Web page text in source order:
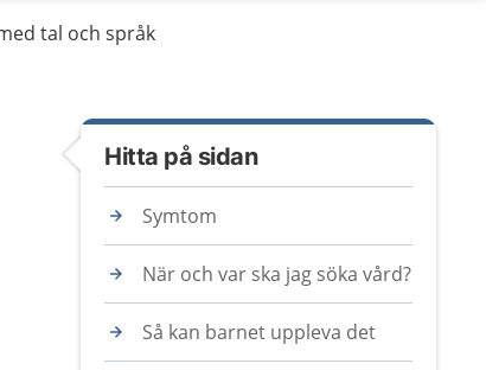
tal och språk
Hitta på sidan
Symtom
När och var ska jag söka vård?
Så kan barnet uppleva det